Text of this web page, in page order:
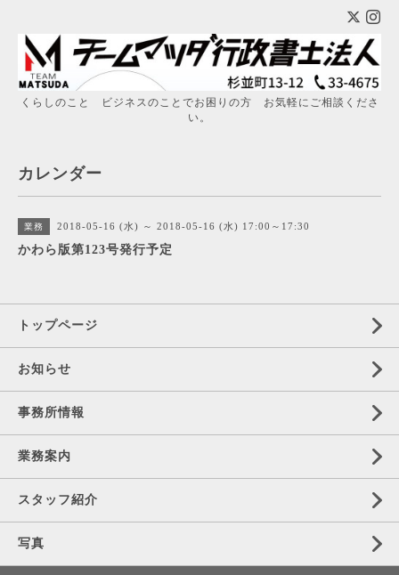
くらしのこと ビジネスのことでお困りの方 お気軽にご相談くださ
い。
カレンダー
業務 2018-05-16 (水) ～ 2018-05-16 (水) 17:00～17:30
かわら版第123号発行予定
トップページ
お知らせ
事務所情報
業務案内
スタッフ紹介
写真